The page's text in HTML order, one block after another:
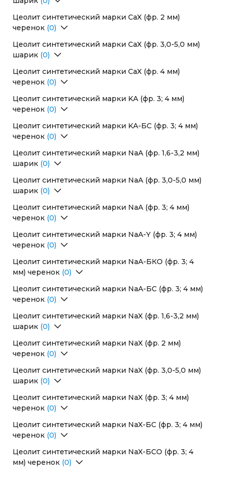
Цеолит синтетический CaX (фр. 2,0-5,0 мм, 3,0-5,0
мм) (шарик/сфера)
Цеолит синтетический марки CaX (фр. 2 мм)
черенок (0)
Цеолит синтетический марки CaX (фр. 3,0-5,0 мм)
шарик (0)
Цеолит синтетический марки CaX (фр. 4 мм)
черенок (0)
Цеолит синтетический марки KA (фр. 3; 4 мм)
черенок (0)
Цеолит синтетический марки KA-БС (фр. 3; 4 мм)
черенок (0)
Цеолит синтетический марки NaA (фр. 1,6-3,2 мм)
шарик (0)
Цеолит синтетический марки NaA (фр. 3,0-5,0 мм)
шарик (0)
Цеолит синтетический марки NaA (фр. 3; 4 мм)
черенок (0)
Цеолит синтетический марки NaA-Y (фр. 3; 4 мм)
черенок (0)
Цеолит синтетический марки NaA-БКО (фр. 3; 4
мм) черенок (0)
Цеолит синтетический марки NaA-БС (фр. 3; 4 мм)
черенок (0)
Цеолит синтетический марки NaX (фр. 1,6-3,2 мм)
шарик (0)
Цеолит синтетический марки NaX (фр. 2 мм)
черенок (0)
Цеолит синтетический марки NaX (фр. 3,0-5,0 мм)
шарик (0)
Цеолит синтетический марки NaX (фр. 3; 4 мм)
черенок (0)
Цеолит синтетический марки NaX-БС (фр. 3; 4 мм)
черенок (0)
Цеолит синтетический марки NaX-БСО (фр. 3; 4
мм) черенок (0)